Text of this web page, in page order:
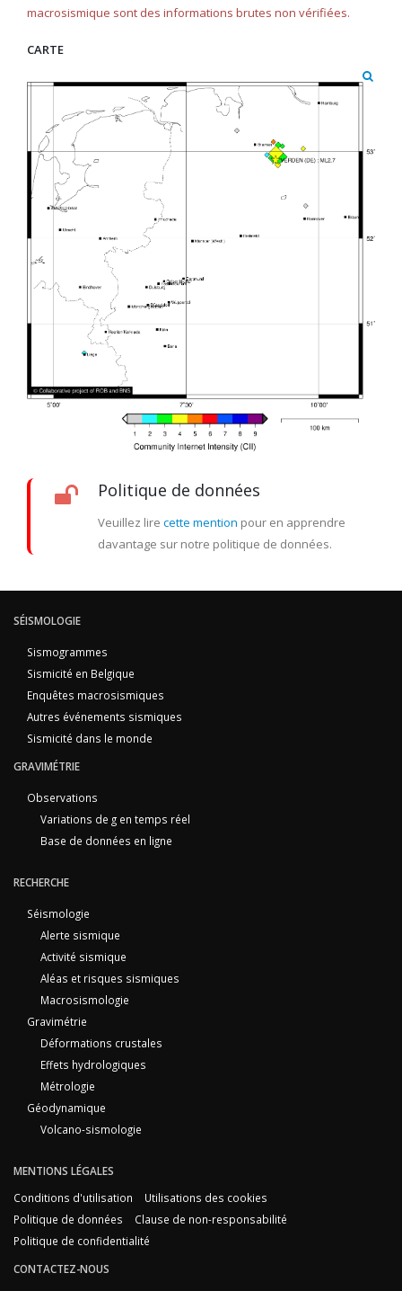
macrosismique sont des informations brutes non vérifiées.
CARTE
Politique de données
Veuillez lire cette mention pour en apprendre
davantage sur notre politique de données.
SÉISMOLOGIE
Sismogrammes
Sismicité en Belgique
Enquêtes macrosismiques
Autres événements sismiques
Sismicité dans le monde
GRAVIMÉTRIE
Observations
Variations de g en temps réel
Base de données en ligne
RECHERCHE
Séismologie
Alerte sismique
Activité sismique
Aléas et risques sismiques
Macrosismologie
Gravimétrie
Déformations crustales
Effets hydrologiques
Métrologie
Géodynamique
Volcano-sismologie
MENTIONS LÉGALES
Conditions d'utilisation
Utilisations des cookies
Politique de données
Clause de non-responsabilité
Politique de confidentialité
CONTACTEZ-NOUS